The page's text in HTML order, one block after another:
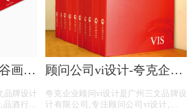
画册
品牌设计
酒行业
顾问公司vi设计-夸克企业
夸克企业顾问vi设计是广州三文品牌设
计有限公司,专注顾问公司vi设计,顾问